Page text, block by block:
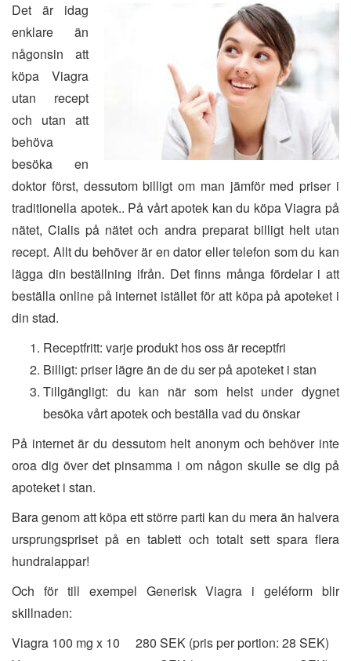
Det är idag
enklare än
någonsin att
köpa Viagra
utan recept
och utan att
behöva
besöka en
doktor först, dessutom billigt om man jämför med priser i
traditionella apotek.. På vårt apotek kan du köpa Viagra på
nätet, Cialis på nätet och andra preparat billigt helt utan
recept. Allt du behöver är en dator eller telefon som du kan
lägga din beställning ifrån. Det finns många fördelar i att
beställa online på internet istället för att köpa på apoteket i
din stad.
Receptfritt: varje produkt hos oss är receptfri
Billigt: priser lägre än de du ser på apoteket i stan
Tillgängligt: du kan när som helst under dygnet
besöka vårt apotek och beställa vad du önskar
På internet är du dessutom helt anonym och behöver inte
oroa dig över det pinsamma i om någon skulle se dig på
apoteket i stan.
Bara genom att köpa ett större parti kan du mera än halvera
ursprungspriset på en tablett och totalt sett spara flera
hundralappar!
Och för till exempel Generisk Viagra i geléform blir
skillnaden:
Viagra 100 mg x 10 280 SEK (pris per portion: 28 SEK)